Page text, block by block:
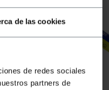
de las cookies
de redes sociales
partners de
OUTLET